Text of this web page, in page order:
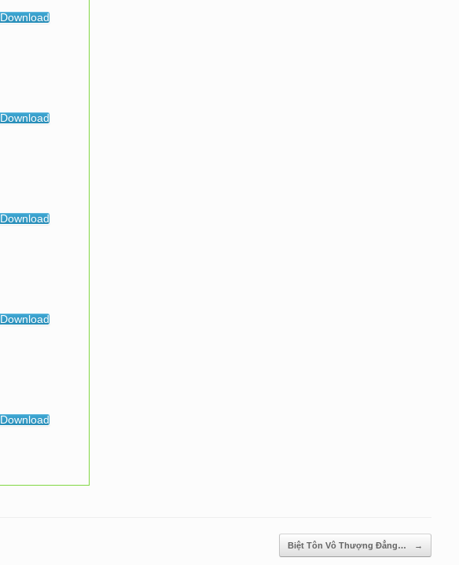
Download
Download
Download
Download
Download
Biệt Tôn Vô Thượng Đẳng… →